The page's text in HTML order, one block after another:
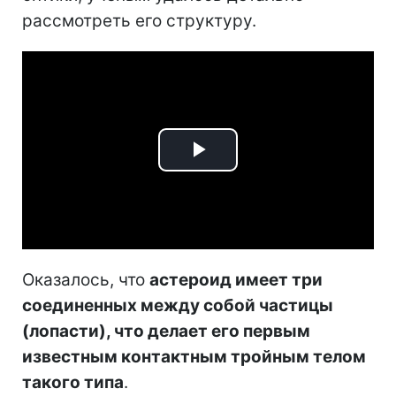
рассмотреть его структуру.
Play
Оказалось, что астероид имеет три
соединенных между собой частицы
(лопасти), что делает его первым
известным контактным тройным телом
такого типа.